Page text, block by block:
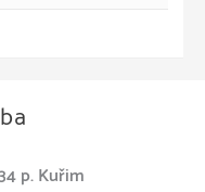
p. Kuřim